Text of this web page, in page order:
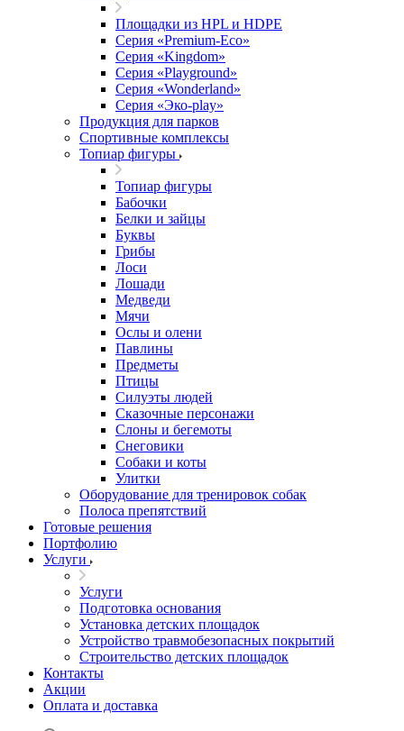
Площадки из HPL и HDPE
Серия «Premium-Eco»
Серия «Kingdom»
Серия «Playground»
Серия «Wonderland»
Серия «Эко-play»
Продукция для парков
Спортивные комплексы
Топиар фигуры
Топиар фигуры
Бабочки
Белки и зайцы
Буквы
Грибы
Лоси
Лошади
Медведи
Мячи
Ослы и олени
Павлины
Предметы
Птицы
Силуэты людей
Сказочные персонажи
Слоны и бегемоты
Снеговики
Собаки и коты
Улитки
Оборудование для тренировок собак
Полоса препятствий
Готовые решения
Портфолию
Услуги
Услуги
Подготовка основания
Установка детских площадок
Устройство травмобезопасных покрытий
Строительство детских площадок
Контакты
Акции
Оплата и доставка